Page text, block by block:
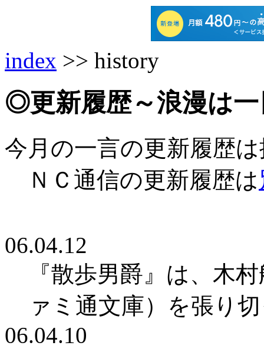
index >> history
◎更新履歴～浪漫は
今月の一言の更新履歴
ＮＣ通信の更新履歴は
06.04.12
『散歩男爵』は、木
ァミ通文庫）を張り
06.04.10